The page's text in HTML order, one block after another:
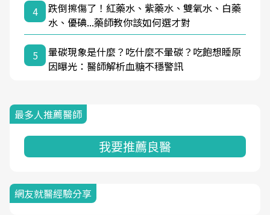
4
跌倒擦傷了！紅藥水、紫藥水、雙氧水、白藥
水、優碘...藥師教你該如何選才對
5
暈碳現象是什麼？吃什麼不暈碳？吃飽想睡原
因曝光：醫師解析血糖不穩警訊
最多人推薦醫師
我要推薦良醫
網友就醫經驗分享